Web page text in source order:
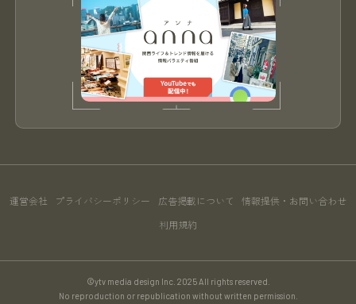
運営会社 プライバシーポリシー 広告掲載について 情報提供・お問い合わせ
利用規約
©ytv media design Inc. 2025 All rights reserved.
No reproduction or republication without written permission.